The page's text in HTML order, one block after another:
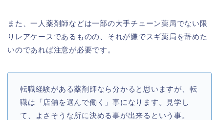
また、一人薬剤師などは一部の大手チェーン薬局でない限
りレアケースであるものの、それが嫌でスギ薬局を辞めた
いのであれば注意が必要です。
転職経験がある薬剤師なら分かると思いますが、転
職は「店舗を選んで働く」事になります。見学し
て、よさそうな所に決める事が出来るという事。